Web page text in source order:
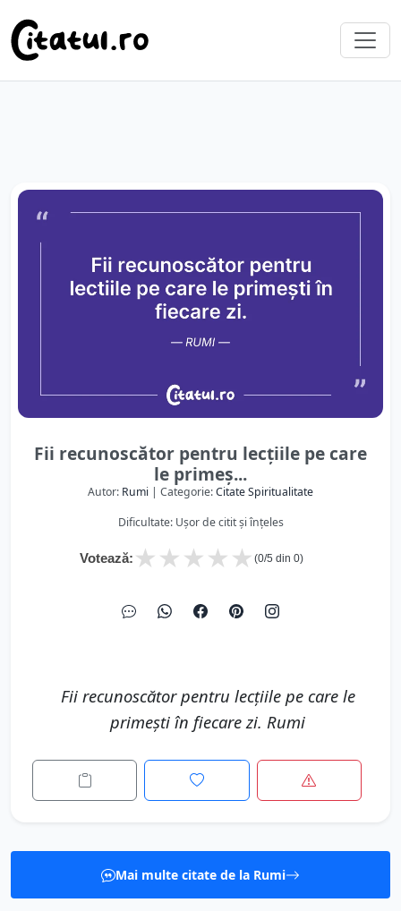
Fii recunoscător pentru lecțiile pe care
le primeș...
Autor: Rumi | Categorie:Citate Spiritualitate
Dificultate: Ușor de citit și înțeles
Votează: ★
★
★
★
★ (0/5 din 0)
Fii recunoscător pentru lecțiile pe care le
primești în fiecare zi. Rumi
Mai multe citate de la Rumi